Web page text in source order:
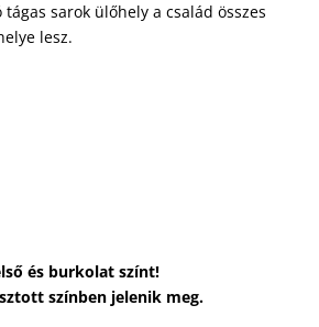
sarok ülőhely a család összes
lesz.
és burkolat színt!
színben jelenik meg.